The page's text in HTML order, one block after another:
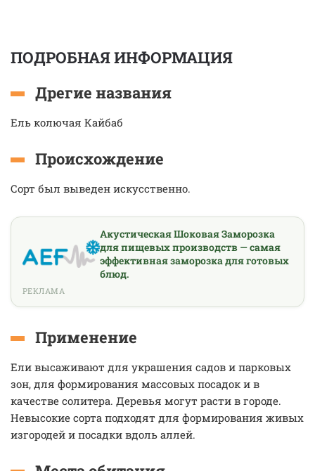
ПОДРОБНАЯ ИНФОРМАЦИЯ
Дрегие названия
Ель колючая Кайбаб
Происхождение
Сорт был выведен искусственно.
Акустическая Шоковая Заморозка
для пищевых производств — самая
эффективная заморозка для готовых
блюд.
РЕКЛАМА
Применение
Ели высаживают для украшения садов и парковых
зон, для формирования массовых посадок и в
качестве cолитера. Деревья могут расти в городе.
Невысокие сорта подходят для формирования живых
изгородей и посадки вдоль аллей.